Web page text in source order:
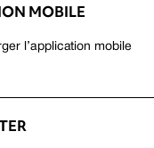
MOBILE
l’application mobile